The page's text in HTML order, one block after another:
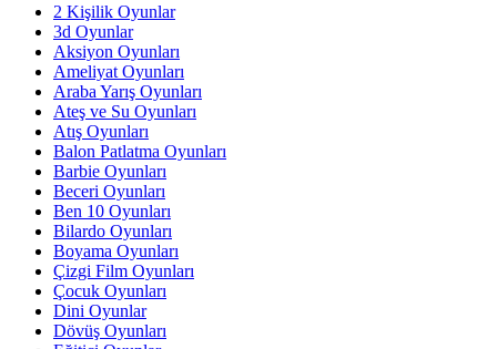
2 Kişilik Oyunlar
3d Oyunlar
Aksiyon Oyunları
Ameliyat Oyunları
Araba Yarış Oyunları
Ateş ve Su Oyunları
Atış Oyunları
Balon Patlatma Oyunları
Barbie Oyunları
Beceri Oyunları
Ben 10 Oyunları
Bilardo Oyunları
Boyama Oyunları
Çizgi Film Oyunları
Çocuk Oyunları
Dini Oyunlar
Dövüş Oyunları